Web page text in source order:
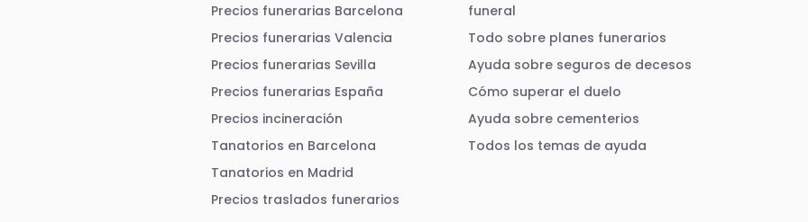
Precios funerarias Barcelona
Precios funerarias Valencia
Precios funerarias Sevilla
Precios funerarias España
Precios incineración
Tanatorios en Barcelona
Tanatorios en Madrid
Precios traslados funerarios
funeral
Todo sobre planes funerarios
Ayuda sobre seguros de decesos
Cómo superar el duelo
Ayuda sobre cementerios
Todos los temas de ayuda